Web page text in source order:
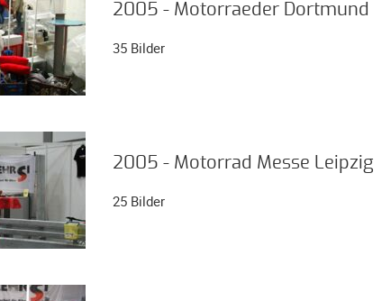
2005 - Motorraeder Dortmund
35 Bilder
2005 - Motorrad Messe Leipzig
25 Bilder